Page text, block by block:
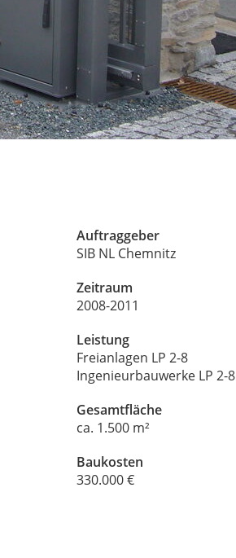
Auftraggeber
SIB NL Chemnitz
Zeitraum
2008-2011
Leistung
Freianlagen LP 2-8
Ingenieurbauwerke LP 2-8
Gesamtfläche
ca. 1.500 m²
Baukosten
330.000 €